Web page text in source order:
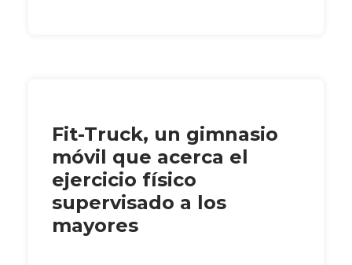
Fit-Truck, un gimnasio
móvil que acerca el
ejercicio físico
supervisado a los
mayores